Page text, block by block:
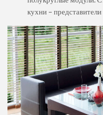
кухни – представители